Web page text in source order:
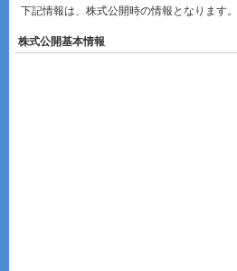
下記情報は、株式公開時の情報となります。
株式公開基本情報